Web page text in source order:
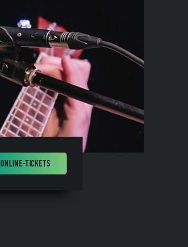
ONLINE-TICKETS